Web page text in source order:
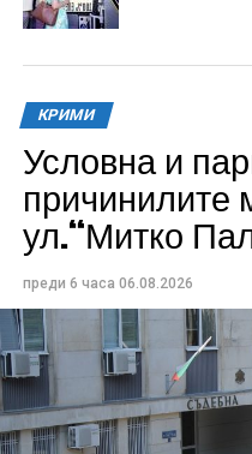
КРИМИ
Условна и
причинилите
ул.“Митко
преди 6 часа 06.08.2026